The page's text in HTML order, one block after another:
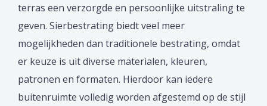
terras een verzorgde en persoonlijke uitstraling te
geven. Sierbestrating biedt veel meer
mogelijkheden dan traditionele bestrating, omdat
er keuze is uit diverse materialen, kleuren,
patronen en formaten. Hierdoor kan iedere
buitenruimte volledig worden afgestemd op de stijl